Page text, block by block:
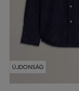
ÚJDONSÁG